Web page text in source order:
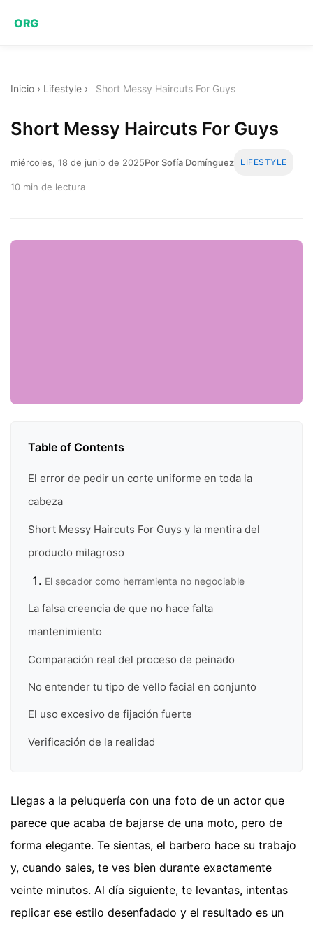
ORG
Inicio › Lifestyle › Short Messy Haircuts For Guys
Short Messy Haircuts For Guys
miércoles, 18 de junio de 2025Por Sofía Domínguez LIFESTYLE
10 min de lectura
Table of Contents
El error de pedir un corte uniforme en toda la
cabeza
Short Messy Haircuts For Guys y la mentira del
producto milagroso
El secador como herramienta no negociable
La falsa creencia de que no hace falta
mantenimiento
Comparación real del proceso de peinado
No entender tu tipo de vello facial en conjunto
El uso excesivo de fijación fuerte
Verificación de la realidad
Llegas a la peluquería con una foto de un actor que
parece que acaba de bajarse de una moto, pero de
forma elegante. Te sientas, el barbero hace su trabajo
y, cuando sales, te ves bien durante exactamente
veinte minutos. Al día siguiente, te levantas, intentas
replicar ese estilo desenfadado y el resultado es un